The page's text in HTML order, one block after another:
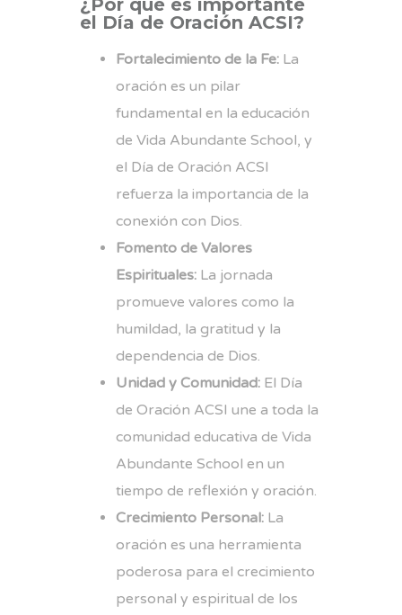
¿Por qué es importante
el Día de Oración ACSI?
Fortalecimiento de la Fe: La
oración es un pilar
fundamental en la educación
de Vida Abundante School, y
el Día de Oración ACSI
refuerza la importancia de la
conexión con Dios.
Fomento de Valores
Espirituales: La jornada
promueve valores como la
humildad, la gratitud y la
dependencia de Dios.
Unidad y Comunidad: El Día
de Oración ACSI une a toda la
comunidad educativa de Vida
Abundante School en un
tiempo de reflexión y oración.
Crecimiento Personal: La
oración es una herramienta
poderosa para el crecimiento
personal y espiritual de los